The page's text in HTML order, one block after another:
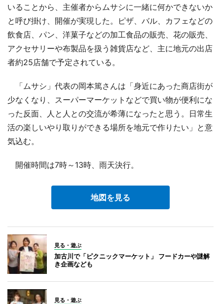
いることから、主催者からムサシに一緒に何かできないか
と呼び掛け、開催が実現した。ピザ、バル、カフェなどの
飲食店、パン、洋菓子などの加工食品の販売、花の販売、
アクセサリーや布製品を扱う雑貨店など、主に地元の出店
者約25店舗で予定されている。
「ムサシ」代表の岡本篤さんは「身近にあった商店街が
少なくなり、スーパーマーケットなどで買い物が便利にな
った反面、人と人との交流が希薄になったと思う。日常生
活の楽しいやり取りができる場所を地元で作りたい」と意
気込む。
開催時間は7時～13時、雨天決行。
地図を見る
見る・遊ぶ
加古川で「ピクニックマーケット」 フードカーや謎解
き企画なども
見る・遊ぶ